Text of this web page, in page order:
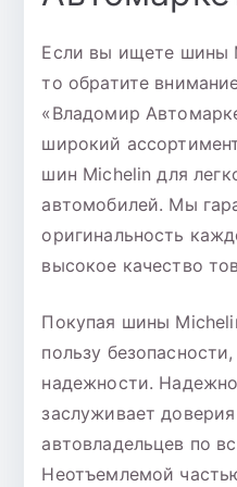
Если вы ищете шины
то обратите
«Владомир
широкий
шин Michelin для
автомобилей. Мы
оригинальность
высокое качество
Покупая шины
пользу
надежности.
заслуживает
автовладельцев по
Неотъемлемой